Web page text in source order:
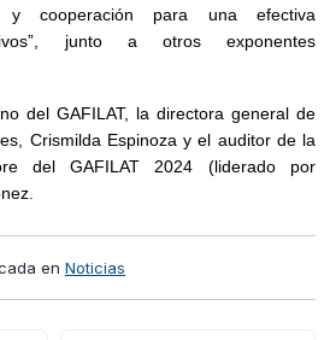
y cooperación para una efectiva
junto a otros exponentes
del GAFILAT, la directora general de
Crismilda Espinoza y el auditor de la
del GAFILAT 2024 (liderado por
en Noticias